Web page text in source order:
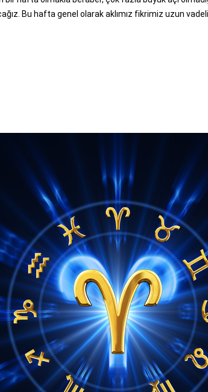
Bu hafta genel olarak aklımız fikrimiz uzun